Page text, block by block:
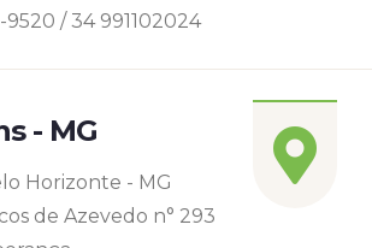
9520 / 34 991102024
- MG
Horizonte - MG
de Azevedo n° 293